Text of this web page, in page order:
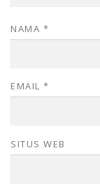
NAMA *
EMAIL *
SITUS WEB